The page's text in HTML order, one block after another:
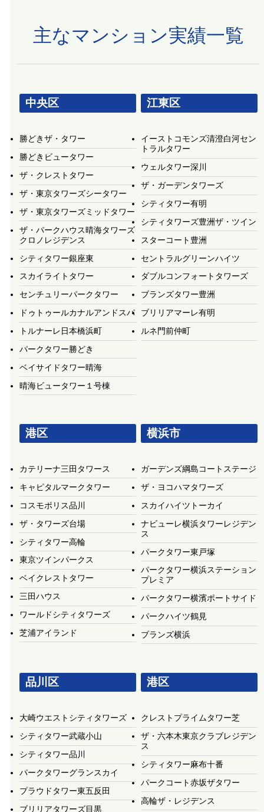
主なマンション実績一覧
中央区
勝どきザ・タワー
勝どきビュータワー
ザ・クレストタワー
ザ・東京タワーズシータワー
ザ・東京タワーズミッドタワー
ザ・パークハウス晴海タワーズ
クロノレジデンス
シティタワー銀座東
スカイライトタワー
センチュリーパークタワー
ドゥトゥールカナルアンドスパ
トルナーレ日本橋浜町
パークタワー勝どき
ベイサイドタワー晴海
晴海ビュータワー１号棟
江東区
イーストコモンズ清澄白河セン
トラルタワー
ウェルタワー深川
ザ・ガーデンタワーズ
シティタワー有明
シティタワーズ豊洲ザ・ツイン
スターコート豊洲
セントラルグリーンハイツ
ダブルコンフォートタワーズ
ブランズタワー豊洲
ブリリアマーレ有明
ルネ門前仲町
港区
カテリーナ三田タワース
キャピタルマークタワー
コスモポリス品川
ザ・タワーズ台場
シティタワー高輪
東京ツインパークス
ベイクレストタワー
三田ハウス
ワールドシティタワーズ
芝浦アイランド
横浜市
ガーデンズ綱島コートステージ
ザ・ヨコハマタワーズ
スカイハイツトーカイ
ナビューレ横浜タワーレジデン
ス
パークタワー東戸塚
パークタワー横浜ステーション
プレミア
パークタワー横濱ポートサイド
パークハイツ鶴見
ブランズ横浜
品川区
大崎ウエストシティタワーズ
シティタワー武蔵小山
シティタワー品川
パークタワーグランスカイ
プラウドタワー東五反田
ブリリアタワーズ目黒
港区
クレストプライムタワー芝
ザ・六本木東京クラブレジデン
ス
シティタワー麻布十番
パークコート赤坂ザタワー
高輪ザ・レジデンス